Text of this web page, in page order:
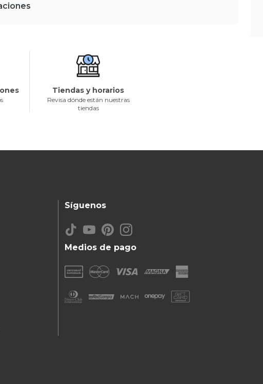
Tiendas y horarios
Revisa dónde están nuestras
tiendas
Medios de pago
Síguenos